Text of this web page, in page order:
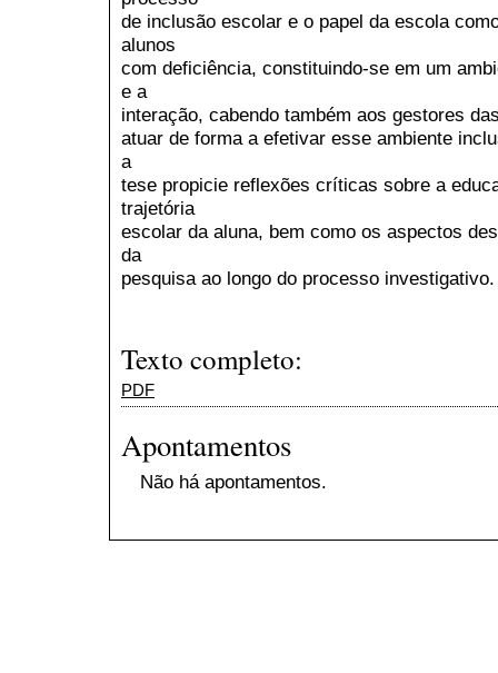
de inclusão escolar e o papel da escola
alunos
com deficiência, constituindo-se em um
e a
interação, cabendo também aos gestores
atuar de forma a efetivar esse ambiente
a
tese propicie reflexões críticas sobre a
trajetória
escolar da aluna, bem como os aspectos
da
pesquisa ao longo do processo investigativo.
Texto completo:
PDF
Apontamentos
Não há apontamentos.